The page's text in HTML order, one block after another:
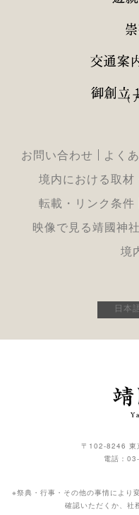
（
お問い合わせ よく
境内における取材
転載・リンク条件
映像で見る靖國神社
境
日本語
〒102-8246 東
電話：
※祭典・行事・その他の事情により
確認いただくか、社